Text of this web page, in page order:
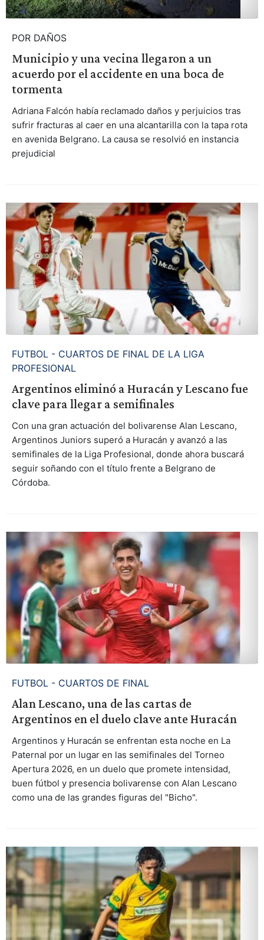
POR DAÑOS
Municipio y una vecina llegaron a un
acuerdo por el accidente en una boca de
tormenta
Adriana Falcón había reclamado daños y perjuicios tras
sufrir fracturas al caer en una alcantarilla con la tapa rota
en avenida Belgrano. La causa se resolvió en instancia
prejudicial
FUTBOL - CUARTOS DE FINAL DE LA LIGA
PROFESIONAL
Argentinos eliminó a Huracán y Lescano fue
clave para llegar a semifinales
Con una gran actuación del bolivarense Alan Lescano,
Argentinos Juniors superó a Huracán y avanzó a las
semifinales de la Liga Profesional, donde ahora buscará
seguir soñando con el título frente a Belgrano de
Córdoba.
FUTBOL - CUARTOS DE FINAL
Alan Lescano, una de las cartas de
Argentinos en el duelo clave ante Huracán
Argentinos y Huracán se enfrentan esta noche en La
Paternal por un lugar en las semifinales del Torneo
Apertura 2026, en un duelo que promete intensidad,
buen fútbol y presencia bolivarense con Alan Lescano
como una de las grandes figuras del "Bicho".